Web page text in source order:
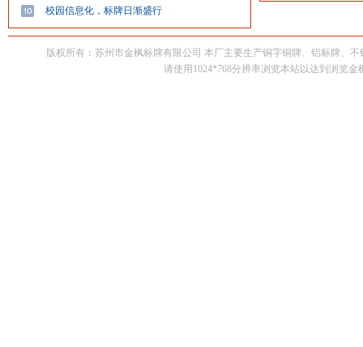
校园信息化，标牌日渐盛行
版权所有：苏州市金枫标牌有限公司 本厂主要生产铜字铜牌、铝标牌、
请使用1024*768分辨率浏览本站以达到浏览